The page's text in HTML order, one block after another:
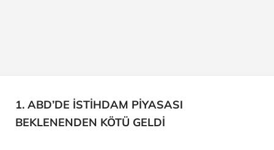
1. ABD’DE İSTİHDAM PİYASASI
BEKLENENDEN KÖTÜ GELDİ